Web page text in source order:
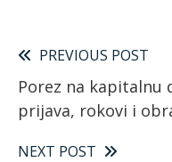
Pročitajte
više
članaka
PREVIOUS POST
Porez na kapitalnu
prijava, rokovi i
NEXT POST